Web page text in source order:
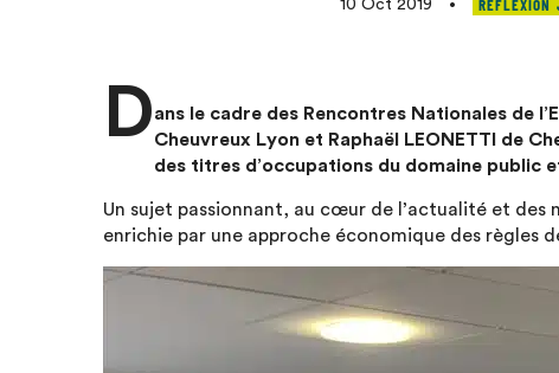
10 Oct 2019 • RÉFLEXION
Dans le cadre des Rencontres Nationales de
Cheuvreux Lyon et Raphaël LEONETTI de
des titres d’occupations du domaine public
Un sujet passionnant, au cœur de l’actualité et des
enrichie par une approche économique des règles